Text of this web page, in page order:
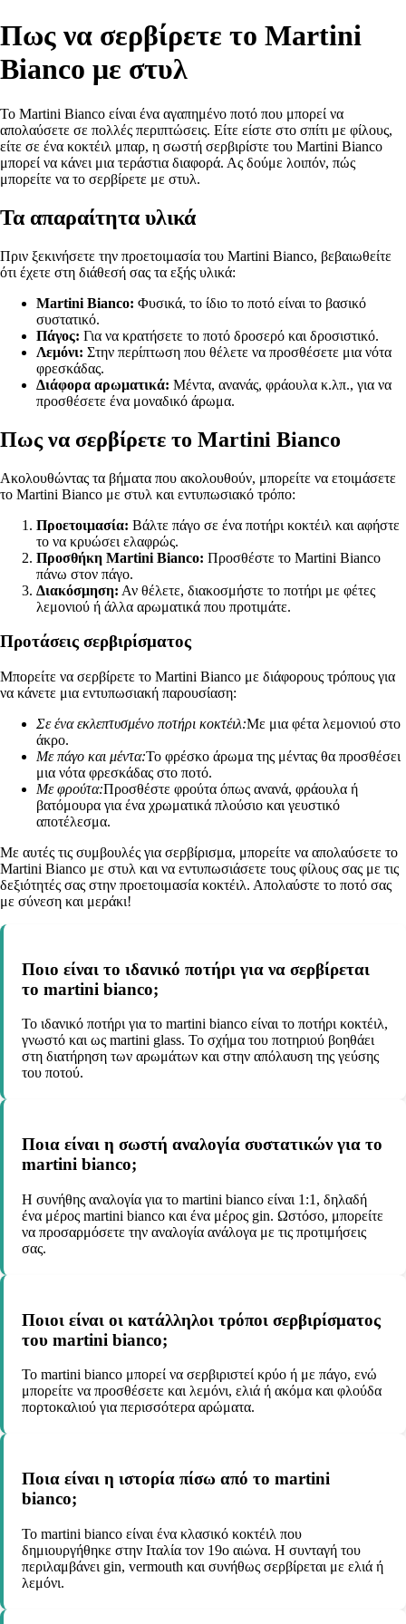
Πως να σερβίρετε το Martini
Bianco με στυλ
Το Martini Bianco είναι ένα αγαπημένο ποτό που μπορεί να
απολαύσετε σε πολλές περιπτώσεις. Είτε είστε στο σπίτι με φίλους,
είτε σε ένα κοκτέιλ μπαρ, η σωστή σερβιρίστε του Martini Bianco
μπορεί να κάνει μια τεράστια διαφορά. Ας δούμε λοιπόν, πώς
μπορείτε να το σερβίρετε με στυλ.
Τα απαραίτητα υλικά
Πριν ξεκινήσετε την προετοιμασία του Martini Bianco, βεβαιωθείτε
ότι έχετε στη διάθεσή σας τα εξής υλικά:
Martini Bianco: Φυσικά, το ίδιο το ποτό είναι το βασικό
συστατικό.
Πάγος: Για να κρατήσετε το ποτό δροσερό και δροσιστικό.
Λεμόνι: Στην περίπτωση που θέλετε να προσθέσετε μια νότα
φρεσκάδας.
Διάφορα αρωματικά: Μέντα, ανανάς, φράουλα κ.λπ., για να
προσθέσετε ένα μοναδικό άρωμα.
Πως να σερβίρετε το Martini Bianco
Ακολουθώντας τα βήματα που ακολουθούν, μπορείτε να ετοιμάσετε
το Martini Bianco με στυλ και εντυπωσιακό τρόπο:
Προετοιμασία: Βάλτε πάγο σε ένα ποτήρι κοκτέιλ και αφήστε
το να κρυώσει ελαφρώς.
Προσθήκη Martini Bianco: Προσθέστε το Martini Bianco
πάνω στον πάγο.
Διακόσμηση: Αν θέλετε, διακοσμήστε το ποτήρι με φέτες
λεμονιού ή άλλα αρωματικά που προτιμάτε.
Προτάσεις σερβιρίσματος
Μπορείτε να σερβίρετε το Martini Bianco με διάφορους τρόπους για
να κάνετε μια εντυπωσιακή παρουσίαση:
Σε ένα εκλεπτυσμένο ποτήρι κοκτέιλ:Με μια φέτα λεμονιού στο
άκρο.
Με πάγο και μέντα:Το φρέσκο άρωμα της μέντας θα προσθέσει
μια νότα φρεσκάδας στο ποτό.
Με φρούτα:Προσθέστε φρούτα όπως ανανά, φράουλα ή
βατόμουρα για ένα χρωματικά πλούσιο και γευστικό
αποτέλεσμα.
Με αυτές τις συμβουλές για σερβίρισμα, μπορείτε να απολαύσετε το
Martini Bianco με στυλ και να εντυπωσιάσετε τους φίλους σας με τις
δεξιότητές σας στην προετοιμασία κοκτέιλ. Απολαύστε το ποτό σας
με σύνεση και μεράκι!
Ποιο είναι το ιδανικό ποτήρι για να σερβίρεται
το martini bianco;
Το ιδανικό ποτήρι για το martini bianco είναι το ποτήρι κοκτέιλ,
γνωστό και ως martini glass. Το σχήμα του ποτηριού βοηθάει
στη διατήρηση των αρωμάτων και στην απόλαυση της γεύσης
του ποτού.
Ποια είναι η σωστή αναλογία συστατικών για το
martini bianco;
Η συνήθης αναλογία για το martini bianco είναι 1:1, δηλαδή
ένα μέρος martini bianco και ένα μέρος gin. Ωστόσο, μπορείτε
να προσαρμόσετε την αναλογία ανάλογα με τις προτιμήσεις
σας.
Ποιοι είναι οι κατάλληλοι τρόποι σερβιρίσματος
του martini bianco;
Το martini bianco μπορεί να σερβιριστεί κρύο ή με πάγο, ενώ
μπορείτε να προσθέσετε και λεμόνι, ελιά ή ακόμα και φλούδα
πορτοκαλιού για περισσότερα αρώματα.
Ποια είναι η ιστορία πίσω από το martini
bianco;
Το martini bianco είναι ένα κλασικό κοκτέιλ που
δημιουργήθηκε στην Ιταλία τον 19ο αιώνα. Η συνταγή του
περιλαμβάνει gin, vermouth και συνήθως σερβίρεται με ελιά ή
λεμόνι.